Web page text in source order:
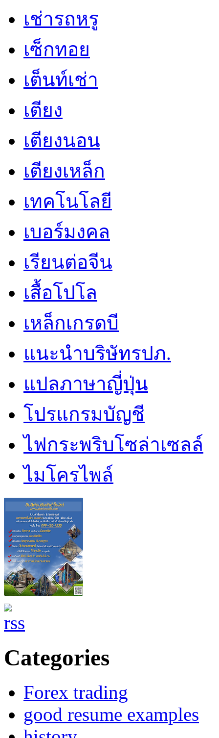
เช่ารถหรู
เซ็กทอย
เต็นท์เช่า
เตียง
เตียงนอน
เตียงเหล็ก
เทคโนโลยี
เบอร์มงคล
เรียนต่อจีน
เสื้อโปโล
เหล็กเกรดบี
แนะนำบริษัทรปภ.
แปลภาษาญี่ปุ่น
โปรแกรมบัญชี
ไฟกระพริบโซล่าเซลล์
ไมโครไพล์
Categories
Forex trading
good resume examples